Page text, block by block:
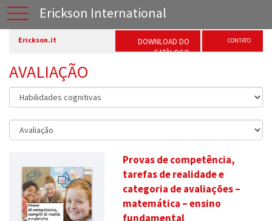
Erickson International
Erickson.it
DOWNLOAD DO
CATÀLOGO
CONTATO
AVALIAÇÃO
Provas de competência,
tarefas de realidade e
categoria de avaliações –
matemática – ensino
fundamental